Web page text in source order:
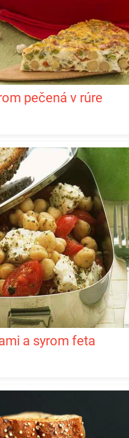
pečená v rúre
a syrom feta